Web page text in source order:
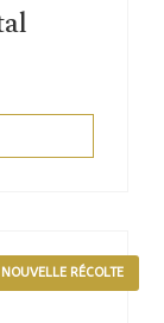
NOUVELLE RÉCOLTE